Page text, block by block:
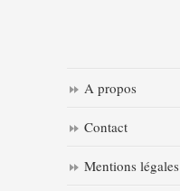
A propos
Contact
Mentions légales